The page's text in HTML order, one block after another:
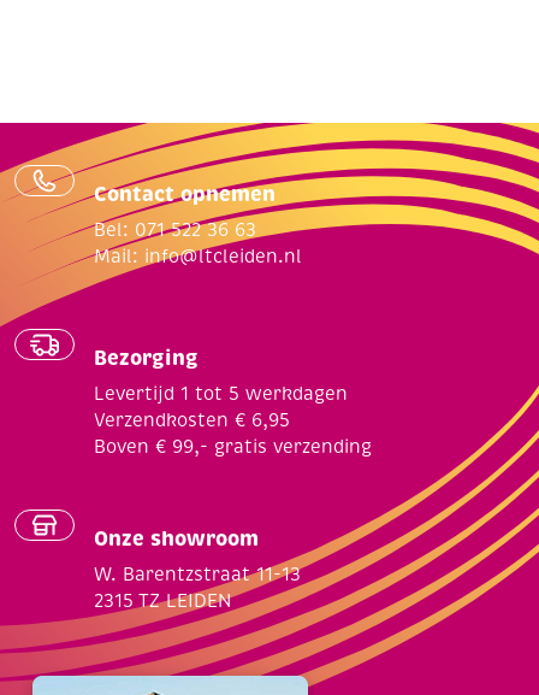
Contact opnemen
Bel: 071 522 36 63
Mail: info@ltcleiden.nl
Bezorging
Levertijd 1 tot 5 werkdagen
Verzendkosten € 6,95
Boven € 99,- gratis verzending
Onze showroom
W. Barentzstraat 11-13
2315 TZ LEIDEN